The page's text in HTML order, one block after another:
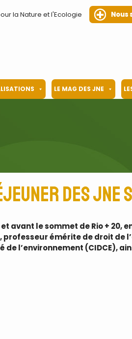
la Nature et l'Ecologie Nous
LE MAG DES JNE
des JNE
le sommet de Rio + 20,
émérite de droit de
l’environnement (CIDCE),